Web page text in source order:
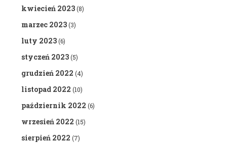
kwiecień 2023(8)
marzec 2023(3)
luty 2023(6)
styczeń 2023(5)
grudzień 2022 (4)
listopad 2022 (10)
październik 2022 (6)
wrzesień 2022 (15)
sierpień 2022 (7)